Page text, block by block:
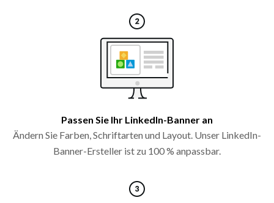
Passen Sie Ihr LinkedIn-Banner an
Ändern Sie Farben, Schriftarten und Layout. Unser LinkedIn-
Banner-Ersteller ist zu 100 % anpassbar.